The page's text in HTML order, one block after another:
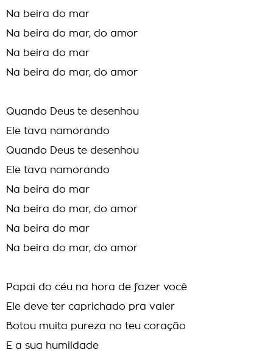
Na beira do mar
Na beira do mar, do amor
Na beira do mar
Na beira do mar, do amor
Quando Deus te desenhou
Ele tava namorando
Quando Deus te desenhou
Ele tava namorando
Na beira do mar
Na beira do mar, do amor
Na beira do mar
Na beira do mar, do amor
Papai do céu na hora de fazer você
Ele deve ter caprichado pra valer
Botou muita pureza no teu coração
E a sua humildade